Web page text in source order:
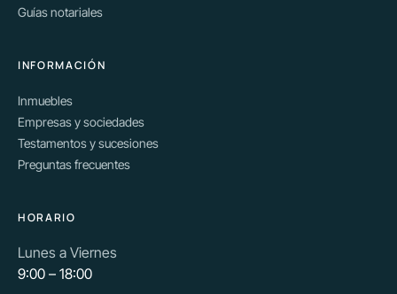
Guías notariales
INFORMACIÓN
Inmuebles
Empresas y sociedades
Testamentos y sucesiones
Preguntas frecuentes
HORARIO
Lunes a Viernes
9:00 – 18:00